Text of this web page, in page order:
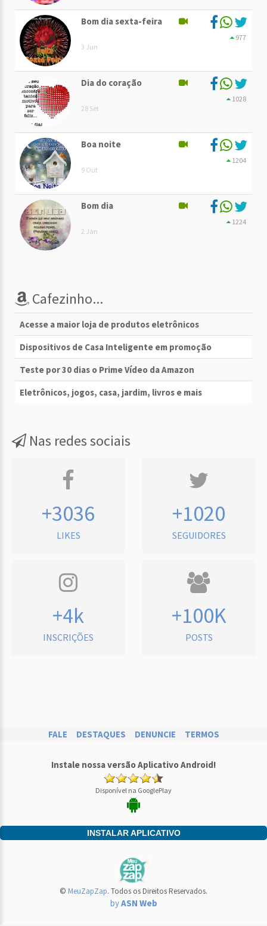
Bom dia sexta-feira
3 Jun
977
Dia do coração
28 Set
1028
Boa noite
9 Out
1204
Bom dia
2 Jan
1224
Cafezinho...
Acesse a maior loja de produtos eletrônicos
Dispositivos de Casa Inteligente em promoção
Teste por 30 dias o Prime Vídeo da Amazon
Eletrônicos, jogos, casa, jardim, livros e mais
Nas redes sociais
+3036
LIKES
+1020
SEGUIDORES
+4k
INSCRIÇÕES
+100K
POSTS
FALE DESTAQUES DENUNCIE TERMOS
Instale nossa versão Aplicativo Android!
Disponível na GooglePlay
INSTALAR APLICATIVO
© MeuZapZap. Todos os Direitos Reservados.
byASN Web